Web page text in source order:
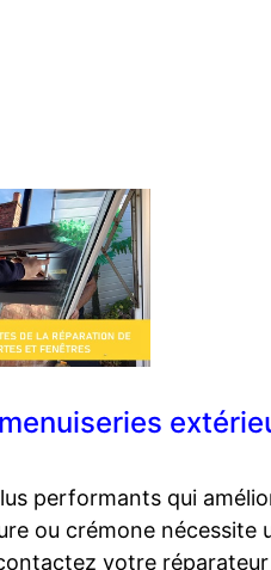
performants qui
ou crémone nécessite
votre réparateur